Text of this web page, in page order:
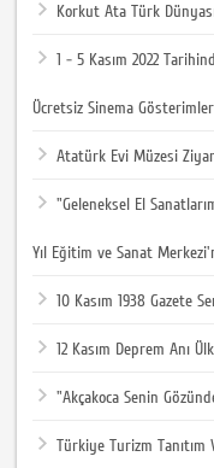
Korkut Ata Türk
1 - 5 Kasım 2022
Ücretsiz Sinema
Atatürk Evi Müzesi
"Geleneksel El
Yıl Eğitim ve Sanat
10 Kasım 1938 Gazete
12 Kasım Deprem Anı
"Akçakoca Senin
Türkiye Turizm